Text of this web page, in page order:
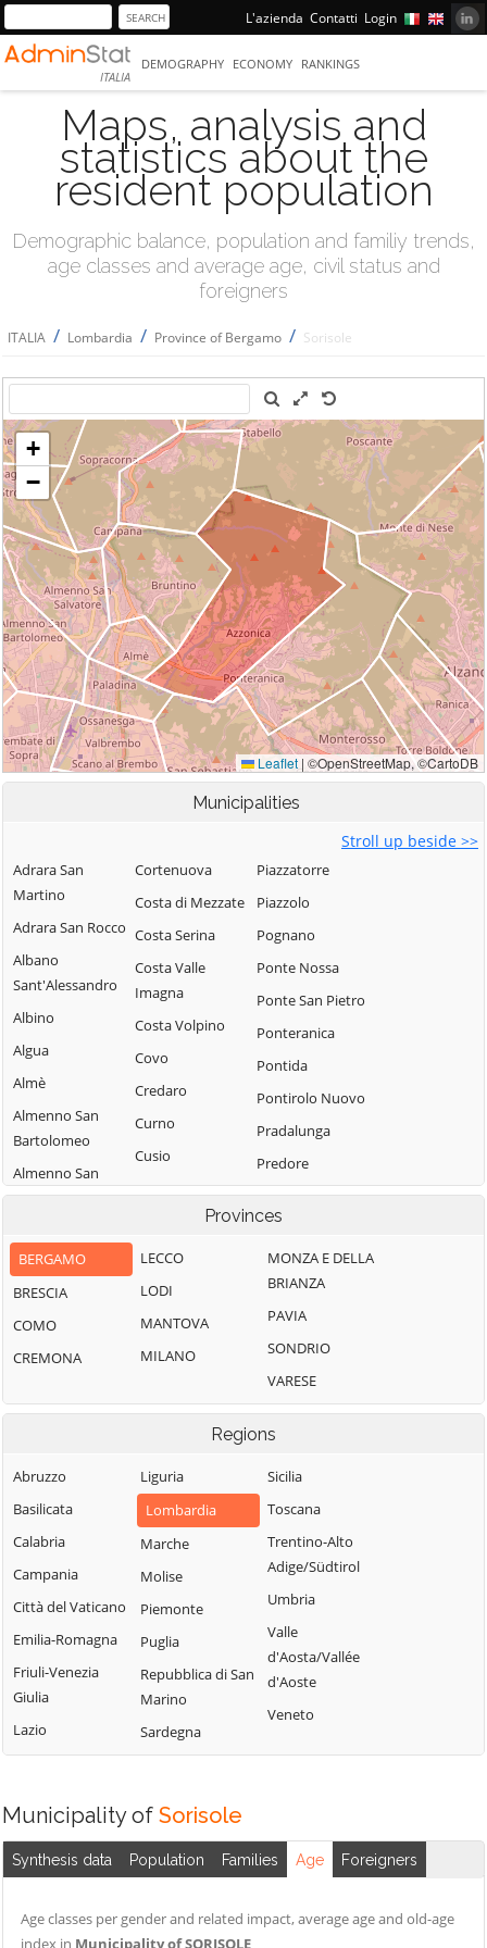
L'azienda Contatti Login
ITALIA
DEMOGRAPHY ECONOMY RANKINGS
Maps, analysis and
statistics about the
resident population
Demographic balance, population and familiy trends,
age classes and average age, civil status and
foreigners
ITALIA / Lombardia / Province of Bergamo / Sorisole
Municipalities
Stroll up beside >>
Adrara San
Martino
Adrara San Rocco
Albano
Sant'Alessandro
Albino
Algua
Almè
Almenno San
Bartolomeo
Almenno San
Salvatore
Lombardo
Ambivere
Antegnate
Arcene
Arzago d'Adda
Aviatico
Azzano San
Paolo
Azzone
Bagnatica
Barbata
Bariano
Barzana
Bedulita
Bergamo
Bianzano
Bolgare
Cortenuova
Costa di Mezzate
Costa Serina
Costa Valle
Imagna
Costa Volpino
Covo
Credaro
Curno
Cusio
Dalmine
Endine Gaiano
Entratico
Fara Gera d'Adda
Fara Olivana con
Filago
Fino del Monte
Fiorano al Serio
Fontanella
Fonteno
Foppolo
Foresto Sparso
Fornovo San
Fuipiano Valle
Gandellino
Gandosso
Gaverina Terme
Gazzaniga
Ghisalba
Piazzatorre
Piazzolo
Pognano
Ponte Nossa
Ponte San Pietro
Ponteranica
Pontida
Pontirolo Nuovo
Pradalunga
Predore
Premolo
Presezzo
Pumenengo
Ranica
Ranzanico
Riva di Solto
Rogno
Roncobello
Roncola
Rota d'Imagna
Rovetta
Bianco
Terme
Santa Brigida
Sarnico
Provinces
BERGAMO
BRESCIA
COMO
CREMONA
LECCO
LODI
MANTOVA
MILANO
MONZA E DELLA
BRIANZA
PAVIA
SONDRIO
VARESE
Regions
Abruzzo
Basilicata
Calabria
Campania
Città del Vaticano
Emilia-Romagna
Friuli-Venezia
Giulia
Lazio
Liguria
Lombardia
Marche
Molise
Piemonte
Puglia
Repubblica di San
Marino
Sardegna
Sicilia
Toscana
Trentino-Alto
Adige/Südtirol
Umbria
Valle
d'Aosta/Vallée
d'Aoste
Veneto
Municipality of Sorisole
Synthesis data Population Families Age Foreigners
Age classes per gender and related impact, average age and old-age
index in Municipality of SORISOLE